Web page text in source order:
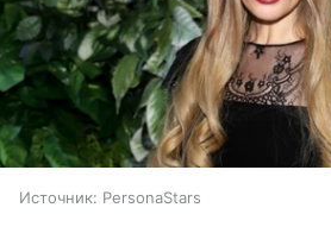
Источник: PersonaStars